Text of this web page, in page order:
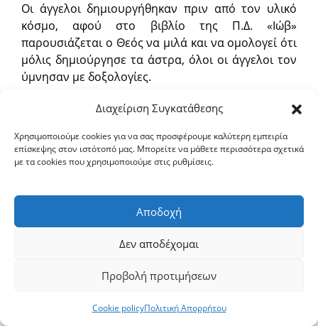
Διαχείριση Συγκατάθεσης
Χρησιμοποιούμε cookies για να σας προσφέρουμε καλύτερη εμπειρία
επίσκεψης στον ιστότοπό μας. Μπορείτε να μάθετε περισσότερα σχετικά
με τα cookies που χρησιμοποιούμε στις ρυθμίσεις.
Αποδοχή
Δεν αποδέχομαι
Προβολή προτιμήσεων
Cookie policyΠολιτική Απορρήτου
Οι άγγελοι δημιουργήθηκαν πριν από τον υλικό
κόσμο, αφού στο βιβλίο της Π.Δ. «Ιώβ»
παρουσιάζεται ο Θεός να μιλά και να ομολογεί ότι
μόλις δημιούργησε τα άστρα, όλοι οι άγγελοι τον
ύμνησαν με δοξολογίες.
Ενώ και ο Μέγας Βασίλειος αναφέρει ότι πριν τη
και πρεσβύτερη κατάσταση, που είναι ο κόσμος
των αγγέλων.
Ο τρόπος με τον οποίο δημιουργήθηκαν από το
Θεό δεν μας είναι γνωστός. Ωστόσο μπορούμε να
λάβουμε μία εικόνα γι΄ αυτόν μέσα από την
διδασκαλία του αγίου Γρηγορίου του Θεολόγου, ο
δημιουργήθηκαν μόλις ο Θεός συνέλαβε την ιδέα
Θεού να δημιουργήσει τον αγγελικό κόσμο,